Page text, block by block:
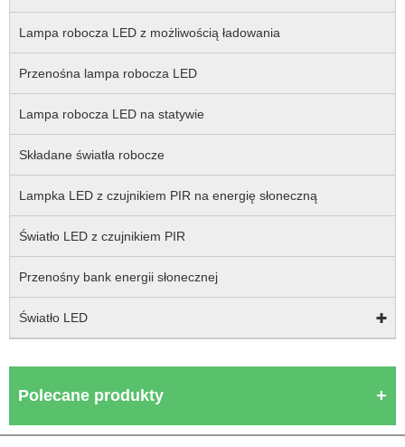
Lampa robocza LED z możliwością ładowania
Przenośna lampa robocza LED
Lampa robocza LED na statywie
Składane światła robocze
Lampka LED z czujnikiem PIR na energię słoneczną
Światło LED z czujnikiem PIR
Przenośny bank energii słonecznej
Światło LED
Polecane produkty